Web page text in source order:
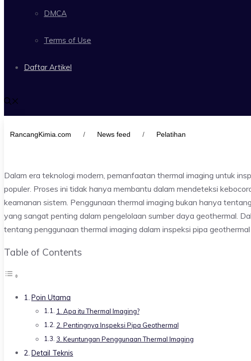
DMCA
Terms of Use
Daftar Artikel
RancangKimia.com / News feed / Pelatihan
Dalam era teknologi modern, pemanfaatan thermal imaging untuk
populer. Proses ini tidak hanya membantu dalam mendeteksi
keamanan sistem. Penggunaan thermal imaging bukan hanya
yang sangat penting dalam pengelolaan sumber daya geothermal.
tentang penggunaan thermal imaging dalam inspeksi pipa
Table of Contents
Poin Utama
1. Apa itu Thermal Imaging?
2. Pentingnya Inspeksi Pipa Geothermal
3. Keuntungan Penggunaan Thermal Imaging
Detail Teknis